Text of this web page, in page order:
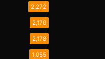
2,272
2,170
2,178
1,055